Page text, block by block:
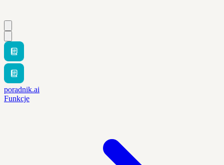
poradnik.ai
Funkcje